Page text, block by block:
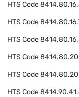
HTS Code
HTS Code
HTS Code
HTS Code
HTS Code
HTS Code